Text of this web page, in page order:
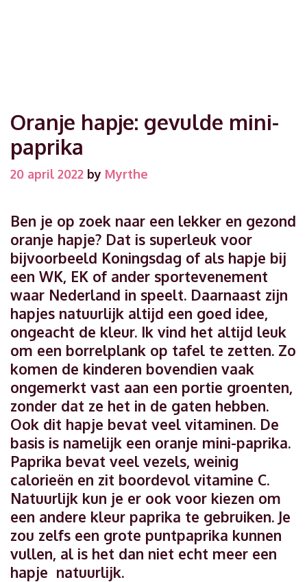
Oranje hapje: gevulde mini-
paprika
20 april 2022 by Myrthe
Ben je op zoek naar een lekker en gezond
oranje hapje? Dat is superleuk voor
bijvoorbeeld Koningsdag of als hapje bij
een WK, EK of ander sportevenement
waar Nederland in speelt. Daarnaast zijn
hapjes natuurlijk altijd een goed idee,
ongeacht de kleur. Ik vind het altijd leuk
om een borrelplank op tafel te zetten. Zo
komen de kinderen bovendien vaak
ongemerkt vast aan een portie groenten,
zonder dat ze het in de gaten hebben.
Ook dit hapje bevat veel vitaminen. De
basis is namelijk een oranje mini-paprika.
Paprika bevat veel vezels, weinig
calorieën en zit boordevol vitamine C.
Natuurlijk kun je er ook voor kiezen om
een andere kleur paprika te gebruiken. Je
zou zelfs een grote puntpaprika kunnen
vullen, al is het dan niet echt meer een
hapje natuurlijk.